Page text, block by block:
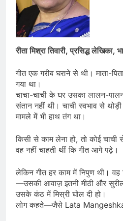
रीता मिश्रा तिवारी, प्रसिद्ध लेखिका,
गीत एक गरीब घराने से थी। माता-
गया था।
चाचा-चाची के घर उसका लालन-
संतान नहीं थी। चाची स्वभाव से
मामले में भी हाथ तंग था।
किसी से काम लेना हो, तो कोई चाची
वह नहीं चाहती थीं कि गीत आगे पढ़े।
लेकिन गीत हर काम में निपुण थी। वह
—उसकी आवाज़ इतनी मीठी और
उसके कंठ में मिस्री घोल दी हो।
लोग कहते—जैसे Lata Mangeshkar